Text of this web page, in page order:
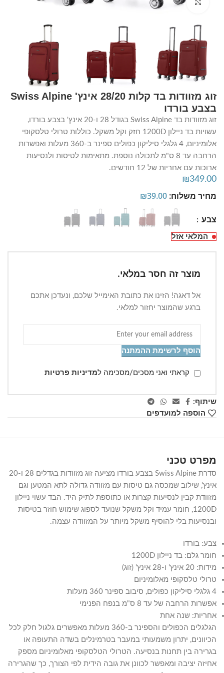
Click to enlarge
זוג מזוודות בד קלות 28/20 אינץ' Swiss Alpine
בצבע בורדו
זוג מזוודות בד Swiss Alpine בגודל 28 ו-20 אינץ' בצבע בורדו,
עשויות בד ניילון 1200D חזק וקל משקל. כוללות טרולי טלסקופי
אלומיניום, 4 גלגלי סיליקון כפולים ספינר ב-360 מעלות ואפשרות
הרחבה עד 8 ס"מ לתכולה נוספת. מתאימות לטיסות ולנסיעות
ארוכות עם אחריות של 12 חודשים.
₪349.00
מחיר משלוח: ₪39.00
צבע
המלאי אזל
מוצר זה חסר במלאי.
אל דאגה! הזינו את כתובת האימייל שלכם, ונעדכן אתכם
ברגע שהמוצר יחזור למלאי.
הוסף לרשימת ההמתנה
קראתי ואני מסכים/מסכימה למדיניות פרטיות
שיתוף:
הוספה למועדפים
מפרט טכני
סדרת Swiss Alpine בצבע בורדו מציעה זוג מזוודות בגדלים 28 ו-20
אינץ', שילוב שמכסה גם טיסות עם מזוודה גדולה לתא המטען וגם
מזוודת קבין לנסיעות קצרות או כתוספת לתיק היד. הבד עשוי ניילון
1200D, חומר עמיד וקל משקל שנועד לספוג שימוש חוזר בטיסות
ובנסיעות בלי להוסיף משקל מיותר על המזוודה עצמה.
צבע: בורדו
חומר גלם: בד ניילון 1200D
מידות: 20 אינץ' ו-28 אינץ' (זוג)
טרולי טלסקופי מאלומיניום
4 גלגלי סיליקון כפולים, סיבוב ספינר 360 מעלות
אפשרות הרחבה של עד 8 ס"מ בנפח הפנימי
אחריות: שנה אחת
הגלגלים הכפולים והספינר ב-360 מעלות מאפשרים גלגול חלק לכל
הכיוונים, יתרון משמעותי במעבר בטרמינלים בשדה התעופה או
בגרירה בין תחנות בנסיעה. הטרולי הטלסקופי מאלומיניום מספק
אחיזה יציבה ומאפשר לכוונן את גובה הידית לפי הצורך, כך שהגרירה